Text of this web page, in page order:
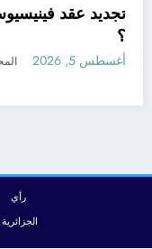
أغسطس 5,
السكنات في الجزائر بقرض